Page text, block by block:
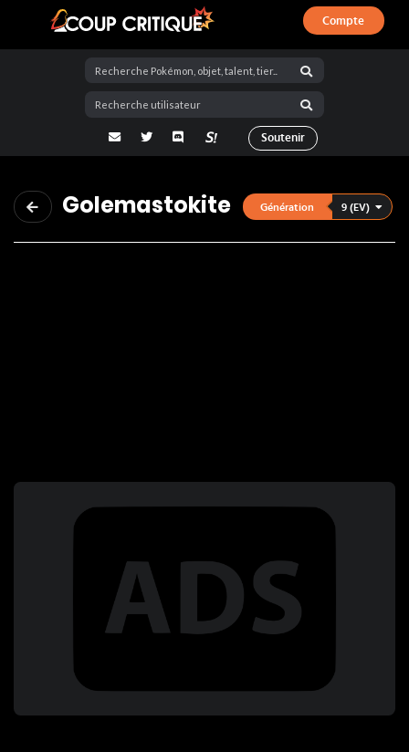
Coup Critique
Compte
adresse email
Twitter Discord La Salty Room sur Pokémon
Soutenir
Golemastokite Génération 9 (EV)